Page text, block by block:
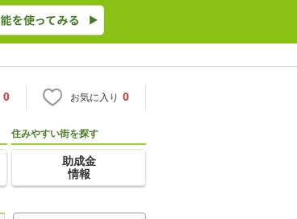
0 お気に入り 0
住みやすい街を探す
助成金
情報